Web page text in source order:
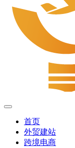
首页
外贸建站
跨境电商